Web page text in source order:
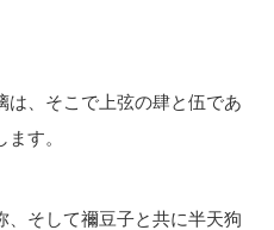
は、そこで上弦の肆と伍であ
ます。
、そして禰豆子と共に半天狗